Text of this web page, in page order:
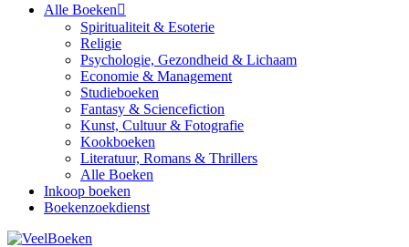
Alle Boeken
Spiritualiteit & Esoterie
Religie
Psychologie, Gezondheid & Lichaam
Economie & Management
Studieboeken
Fantasy & Sciencefiction
Kunst, Cultuur & Fotografie
Kookboeken
Literatuur, Romans & Thrillers
Alle Boeken
Inkoop boeken
Boekenzoekdienst